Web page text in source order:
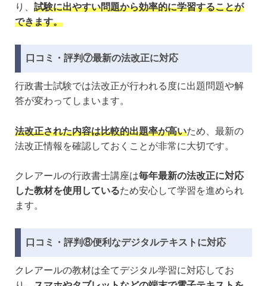
り、 試験に出やすい問題から効率的に学習することが
できます。
口コミ・評判⑦最新の法改正に対応
行政書士試験では法改正が行われる度に出題問題や解
答が変わってしまいます。
法改正された内容は比較的出題率が高いため、最新の
法改正情報を確認しておくことが非常に大切です。
クレアールの行政書士講座は毎年最新の法改正に対応
した教材を使用しているため安心して学習を進められ
ます。
口コミ・評判⑧便利なデジタルテキストに対応
クレアールの教材は全てデジタル学習に対応してお